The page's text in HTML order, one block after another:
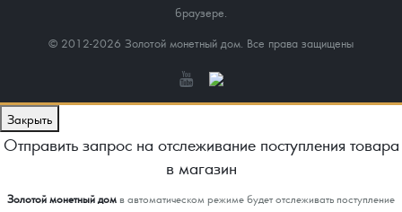
браузере.
© 2012-2026 Золотой монетный дом. Все права защищены
Закрыть
Отправить запрос на отслеживание поступления товара
в магазин
Золотой монетный домв автоматическом режиме будет отслеживать поступление